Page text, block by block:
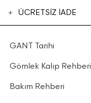
ÜCRETSİZ İADE
GANT Tarihi
Gömlek Kalıp Rehberi
Bakım Rehberi